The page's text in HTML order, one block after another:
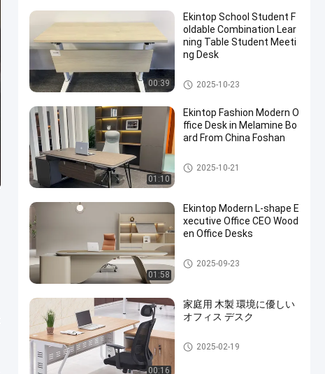
00:39
Ekintop School Student F
oldable Combination Lear
ning Table Student Meeti
ng Desk
商業事務机
2025-10-23
01:10
Ekintop Fashion Modern O
ffice Desk in Melamine Bo
ard From China Foshan
商業事務机
2025-10-21
01:58
Ekintop Modern L-shape E
xecutive Office CEO Wood
en Office Desks
商業事務机
2025-09-23
00:16
家庭用 木製 環境に優しい
オフィス デスク
商業事務机
2025-02-19